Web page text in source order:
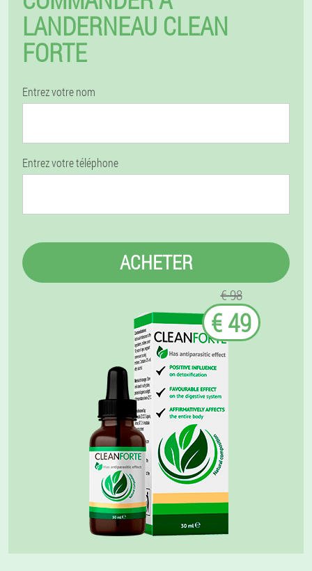
LANDERNEAU CLEAN
FORTE
Entrez votre nom
Entrez votre téléphone
ACHETER
€ 98
€ 49